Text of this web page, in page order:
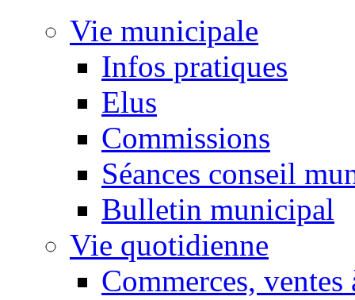
Vie municipale
Infos pratiques
Elus
Commissions
Séances conseil
Bulletin municipal
Vie quotidienne
Commerces, ventes